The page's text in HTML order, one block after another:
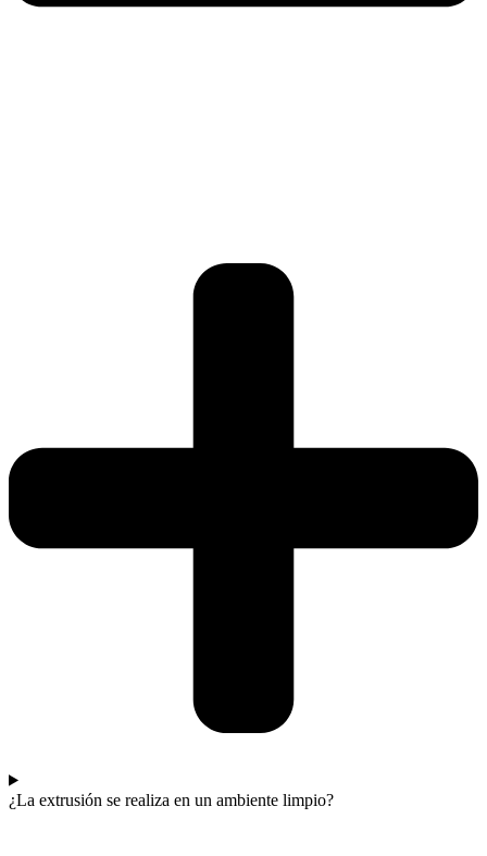
¿La extrusión se realiza en un ambiente limpio?